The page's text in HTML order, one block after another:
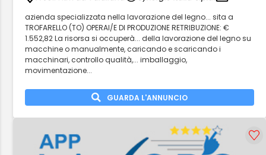
azienda specializzata nella lavorazione del legno... sita a
TROFARELLO (TO) OPERAI/E DI PRODUZIONE RETRIBUZIONE: €
1.552,82 La risorsa si occuperà... della lavorazione del legno su
macchine o manualmente, caricando e scaricando i
macchinari, controllo qualità,... imballaggio,
movimentazione...
GUARDA L'ANNUNCIO